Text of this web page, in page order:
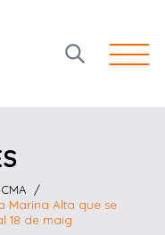
Open
/
Marina Alta que se
18 de maig